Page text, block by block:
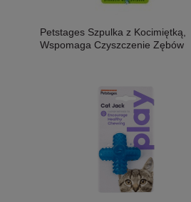
Petstages Szpulka z Kocimiętką,
Wspomaga Czyszczenie Zębów